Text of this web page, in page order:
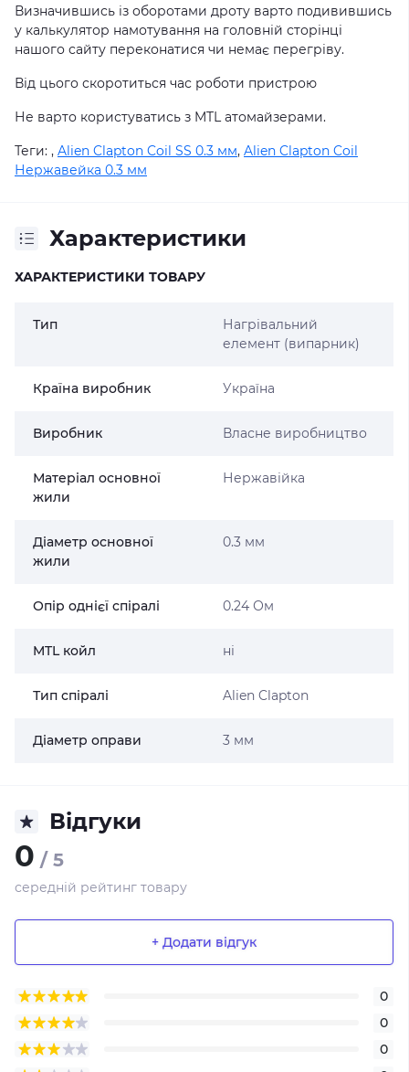
Визначившись із оборотами дроту варто подивившись
у калькулятор намотування на головній сторінці
нашого сайту переконатися чи немає перегріву.
Від цього скоротиться час роботи пристрою
Не варто користуватись з MTL атомайзерами.
Теги: , Alien Clapton Coil SS 0.3 мм, Alien Clapton Coil
Нержавейка 0.3 мм
Характеристики
ХАРАКТЕРИСТИКИ ТОВАРУ
Тип
Нагрівальний
елемент (випарник)
Країна виробник Україна
Виробник Власне виробництво
Матеріал основної
жили
Нержавійка
Діаметр основної
жили
0.3 мм
Опір однієї спіралі 0.24 Ом
MTL койл ні
Тип спіралі Alien Clapton
Діаметр оправи 3 мм
Відгуки
0 / 5
середній рейтинг товару
+ Додати відгук
0
0
0